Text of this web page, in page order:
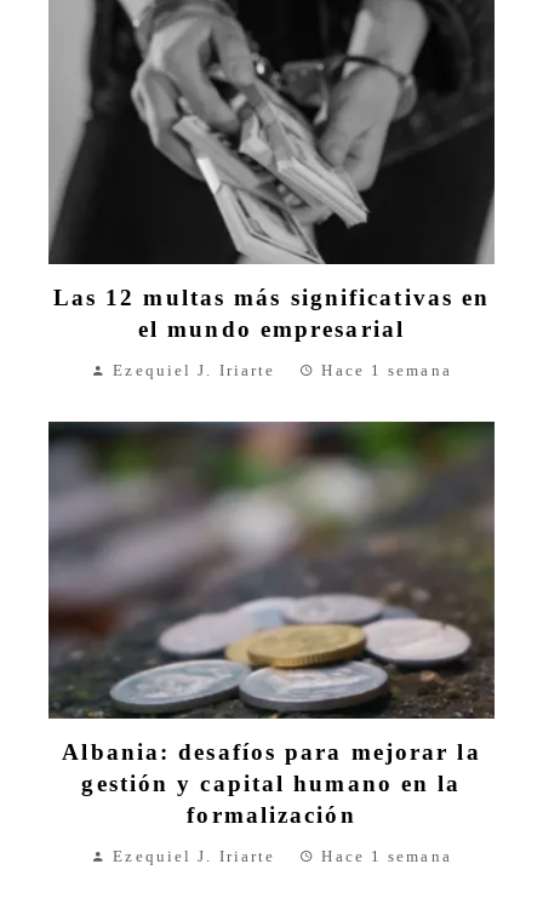
Las 12 multas más significativas en
el mundo empresarial
Ezequiel J. Iriarte Hace 1 semana
Albania: desafíos para mejorar la
gestión y capital humano en la
formalización
Ezequiel J. Iriarte Hace 1 semana